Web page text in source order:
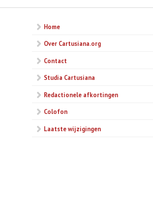
Home
Over Cartusiana.org
Contact
Studia Cartusiana
Redactionele afkortingen
Colofon
Laatste wijzigingen